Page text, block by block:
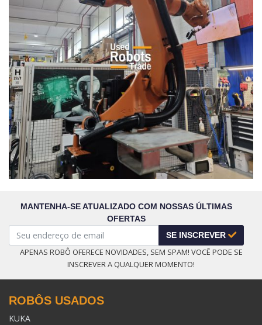
MANTENHA-SE ATUALIZADO COM NOSSAS ÚLTIMAS
OFERTAS
SE INSCREVER
APENAS ROBÔ OFERECE NOVIDADES, SEM SPAM! VOCÊ PODE SE
INSCREVER A QUALQUER MOMENTO!
ROBÔS USADOS
KUKA